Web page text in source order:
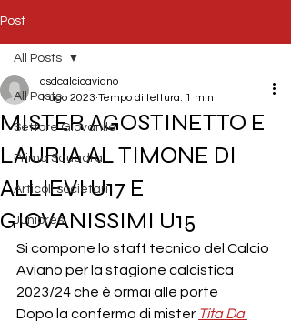
Post
All Posts
Settore Giovanile
Prima Squadra
Articoli societari
Juniores
All Posts
MISTER AGOSTINETTO E
LAURIA AL TIMONE DI
ALLIEVI U17 E
GIOVANISSIMI U15
asdcalcioaviano
1 ago 2023 Tempo di lettura: 1 min
Si compone lo staff tecnico del Calcio
Aviano per la stagione calcistica
2023/24 che è ormai alle porte
Dopo la conferma di mister Tita Da